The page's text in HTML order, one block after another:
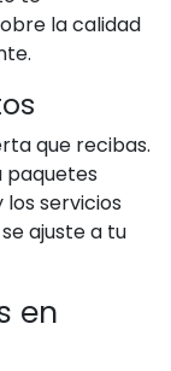
la calidad
que recibas.
paquetes
servicios
ajuste a tu
en